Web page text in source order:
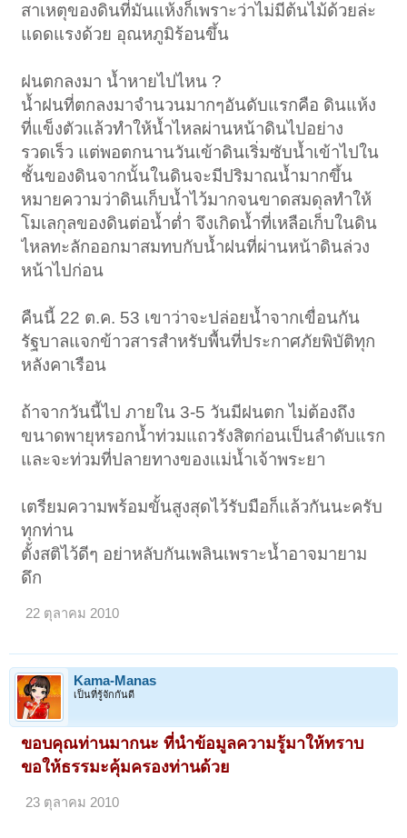
สาเหตุของดินที่มันแห้งก็เพราะว่าไม่มีต้นไม้ด้วยล่ะ
แดดแรงด้วย อุณหภูมิร้อนขึ้น
ฝนตกลงมา น้ำหายไปไหน ?
น้ำฝนที่ตกลงมาจำนวนมากๆอันดับแรกคือ ดินแห้ง
ที่แข็งตัวแล้วทำให้น้ำไหลผ่านหน้าดินไปอย่าง
รวดเร็ว แต่พอตกนานวันเข้าดินเริ่มซับน้ำเข้าไปใน
ชั้นของดินจากนั้นในดินจะมีปริมาณน้ำมากขึ้น
หมายความว่าดินเก็บน้ำไว้มากจนขาดสมดุลทำให้
โมเลกุลของดินต่อน้ำต่ำ จึงเกิดน้ำที่เหลือเก็บในดิน
ไหลทะลักออกมาสมทบกับน้ำฝนที่ผ่านหน้าดินล่วง
หน้าไปก่อน
คืนนี้ 22 ต.ค. 53 เขาว่าจะปล่อยน้ำจากเขื่อนกัน
รัฐบาลแจกข้าวสารสำหรับพื้นที่ประกาศภัยพิบัติทุก
หลังคาเรือน
ถ้าจากวันนี้ไป ภายใน 3-5 วันมีฝนตก ไม่ต้องถึง
ขนาดพายุหรอกน้ำท่วมแถวรังสิตก่อนเป็นลำดับแรก
และจะท่วมที่ปลายทางของแม่น้ำเจ้าพระยา
เตรียมความพร้อมขั้นสูงสุดไว้รับมือก็แล้วกันนะครับ
ทุกท่าน
ตั้งสติไว้ดีๆ อย่าหลับกันเพลินเพราะน้ำอาจมายาม
ดึก
22 ตุลาคม 2010
Kama-Manas
เป็นที่รู้จักกันดี
ขอบคุณท่านมากนะ ที่นำข้อมูลความรู้มาให้ทราบ
ขอให้ธรรมะคุ้มครองท่านด้วย
23 ตุลาคม 2010